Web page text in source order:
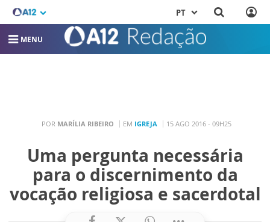
PT
MENU
POR MARÍLIA RIBEIRO EM IGREJA 15 AGO 2016 - 09H25
Uma pergunta necessária
para o discernimento da
vocação religiosa e sacerdotal